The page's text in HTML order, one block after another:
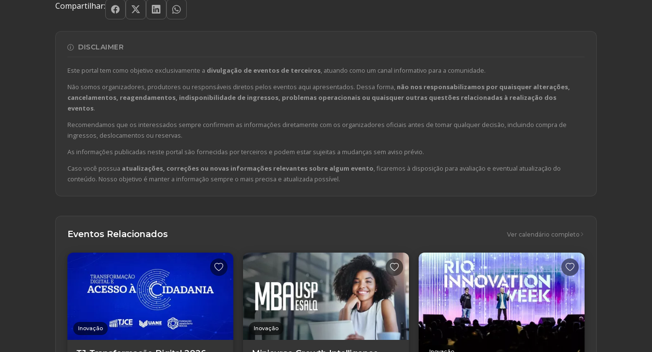
Compartilhar:
DISCLAIMER
Este portal tem como objetivo exclusivamente a divulgação de eventos de terceiros, atuando como um canal informativo para a comunidade.
Não somos organizadores, produtores ou responsáveis diretos pelos eventos aqui apresentados. Dessa forma, não nos responsabilizamos por quaisquer alterações,
cancelamentos, reagendamentos, indisponibilidade de ingressos, problemas operacionais ou quaisquer outras questões relacionadas à realização dos
eventos.
Recomendamos que os interessados sempre confirmem as informações diretamente com os organizadores oficiais antes de tomar qualquer decisão, incluindo compra de
ingressos, deslocamentos ou reservas.
As informações publicadas neste portal são fornecidas por terceiros e podem estar sujeitas a mudanças sem aviso prévio.
Caso você possua atualizações, correções ou novas informações relevantes sobre algum evento, ficaremos à disposição para avaliação e eventual atualização do
conteúdo. Nosso objetivo é manter a informação sempre o mais precisa e atualizada possível.
Eventos Relacionados Ver calendário completo
Inovação Inovação